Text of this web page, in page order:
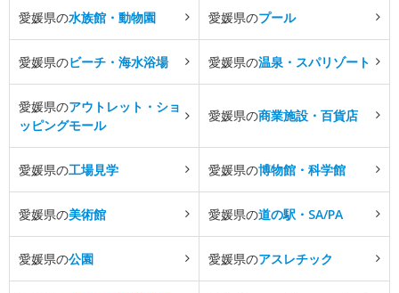
愛媛県の水族館・動物園 愛媛県のプール
愛媛県のビーチ・海水浴場 愛媛県の温泉・スパリゾート
愛媛県のアウトレット・ショ
ッピングモール
愛媛県の商業施設・百貨店
愛媛県の工場見学 愛媛県の博物館・科学館
愛媛県の美術館 愛媛県の道の駅・SA/PA
愛媛県の公園 愛媛県のアスレチック